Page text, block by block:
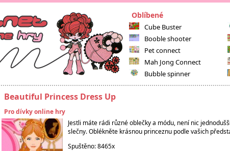
Oblíbené
Cube Buster
Booble shooter
Pet connect
Mah Jong Connect
Bubble spinner
Beautiful Princess Dress Up
Pro dívky online hry
Jestli máte rádi různé oblečky a módu, není nic
slečny. Oblékněte krásnou princeznu podle vašich
Spuštěno: 8465x